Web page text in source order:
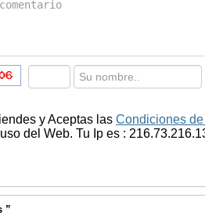
y Aceptas las Condiciones
del Web. Tu Ip es :
”